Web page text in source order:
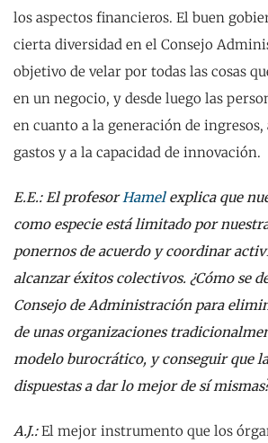
los aspectos financieros. El buen
cierta diversidad en el Consejo
objetivo de velar por todas las cosas
en un negocio, y desde luego las
en cuanto a la generación de
gastos y a la capacidad de innovación.
E.E.: El profesorHamelexplica que
como especie está limitado por
ponernos de acuerdo y coordinar
alcanzar éxitos colectivos. ¿Cómo se
Consejo de Administración para
de unas organizaciones
modelo burocrático, y conseguir que
dispuestas a dar lo mejor de sí
A.J.:El mejor instrumento que los